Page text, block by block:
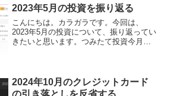
じたからです。株価がお得かどうかを判
断するために、「PBR...
2023年5月の投資を振り返る
こんにちは。カラガラです。今回は、
2023年5月の投資について、振り返ってい
きたいと思います。つみたて投資今月
2024年10月のクレジットカード
の引き落としを反省する